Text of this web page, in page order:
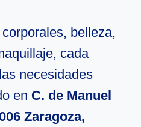
belleza,
cada
necesidades
en C. de Manuel
Zaragoza,